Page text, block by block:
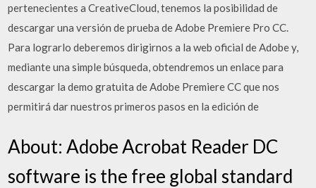
pertenecientes a CreativeCloud, tenemos la posibilidad de
descargar una versión de prueba de Adobe Premiere Pro CC.
Para lograrlo deberemos dirigirnos a la web oficial de Adobe y,
mediante una simple búsqueda, obtendremos un enlace para
descargar la demo gratuita de Adobe Premiere CC que nos
permitirá dar nuestros primeros pasos en la edición de
About: Adobe Acrobat Reader DC
software is the free global standard